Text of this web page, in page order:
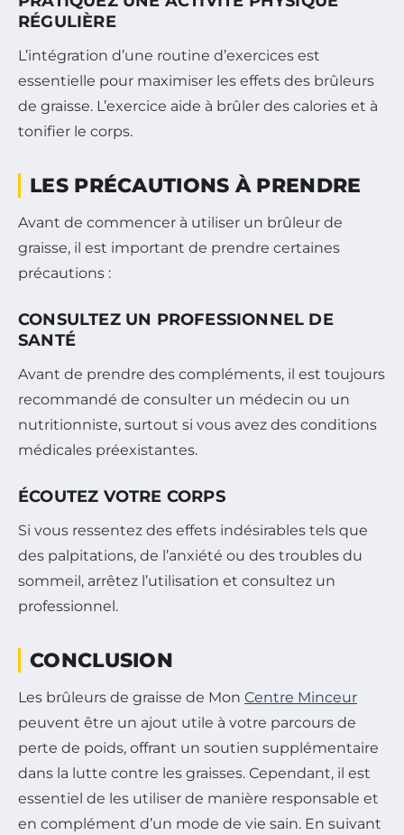
RÉGULIÈRE
L’intégration d’une routine d’exercices est
essentielle pour maximiser les effets des brûleurs
de graisse. L’exercice aide à brûler des calories et à
tonifier le corps.
LES PRÉCAUTIONS À PRENDRE
Avant de commencer à utiliser un brûleur de
graisse, il est important de prendre certaines
précautions :
CONSULTEZ UN PROFESSIONNEL DE
SANTÉ
Avant de prendre des compléments, il est toujours
recommandé de consulter un médecin ou un
nutritionniste, surtout si vous avez des conditions
médicales préexistantes.
ÉCOUTEZ VOTRE CORPS
Si vous ressentez des effets indésirables tels que
des palpitations, de l’anxiété ou des troubles du
sommeil, arrêtez l’utilisation et consultez un
professionnel.
CONCLUSION
Les brûleurs de graisse de Mon Centre Minceur
peuvent être un ajout utile à votre parcours de
perte de poids, offrant un soutien supplémentaire
dans la lutte contre les graisses. Cependant, il est
essentiel de les utiliser de manière responsable et
en complément d’un mode de vie sain. En suivant